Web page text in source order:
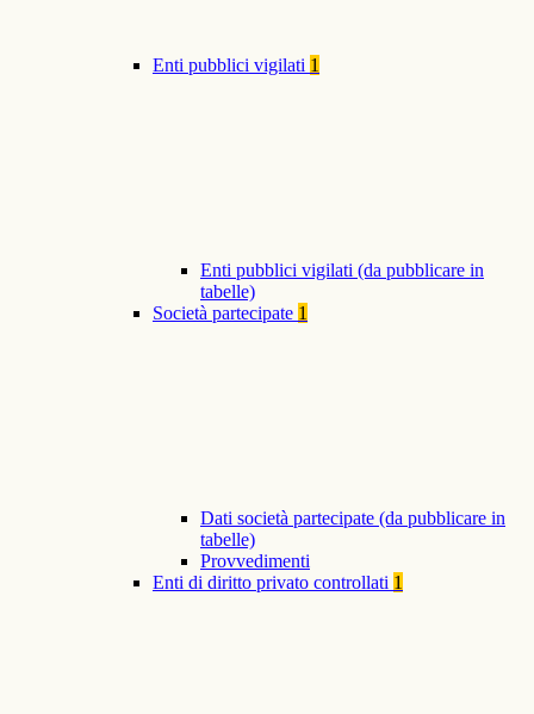
Enti pubblici vigilati 1
Enti pubblici vigilati (da pubblicare in
tabelle)
Società partecipate 1
Dati società partecipate (da pubblicare in
tabelle)
Provvedimenti
Enti di diritto privato controllati 1